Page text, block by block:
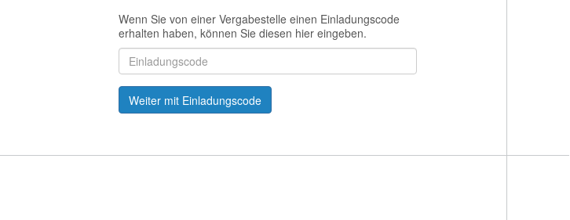
Wenn Sie von einer Vergabestelle einen Einladungscode
erhalten haben, können Sie diesen hier eingeben.
Einladungscode